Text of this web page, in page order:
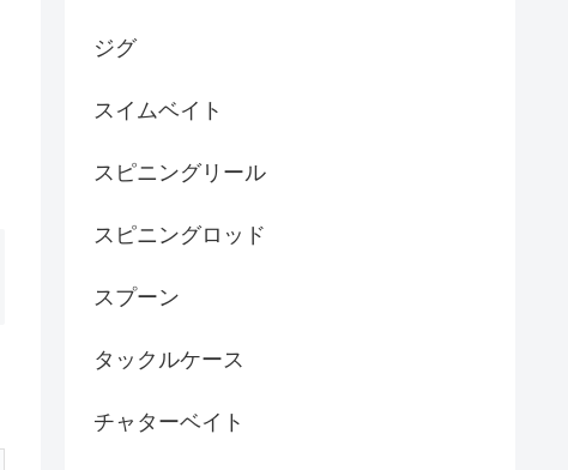
ジグ
スイムベイト
スピニングリール
スピニングロッド
スプーン
タックルケース
チャターベイト